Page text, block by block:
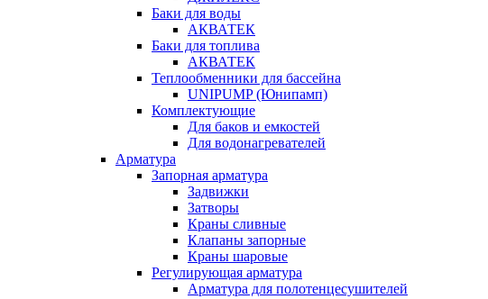
Баки для воды
АКВАТЕК
Баки для топлива
АКВАТЕК
Теплообменники для бассейна
UNIPUMP (Юнипамп)
Комплектующие
Для баков и емкостей
Для водонагревателей
Арматура
Запорная арматура
Задвижки
Затворы
Краны сливные
Клапаны запорные
Краны шаровые
Регулирующая арматура
Арматура для полотенцесушителей